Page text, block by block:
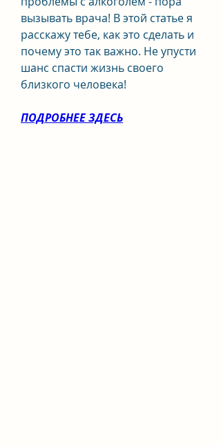
вызывать врача! В этой статье я
расскажу тебе, как это сделать и
почему это так важно. Не упусти
шанс спасти жизнь своего
близкого человека!
ПОДРОБНЕЕ ЗДЕСЬ